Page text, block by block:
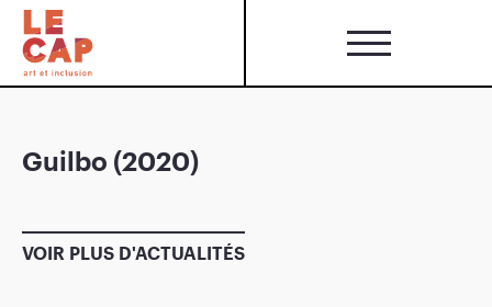
Guilbo (2020)
VOIR PLUS D'ACTUALITÉS